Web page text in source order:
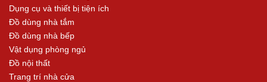
Dụng cụ và thiết bị tiện ích
Đồ dùng nhà tắm
Đồ dùng nhà bếp
Vật dụng phòng ngủ
Đồ nội thất
Trang trí nhà cửa